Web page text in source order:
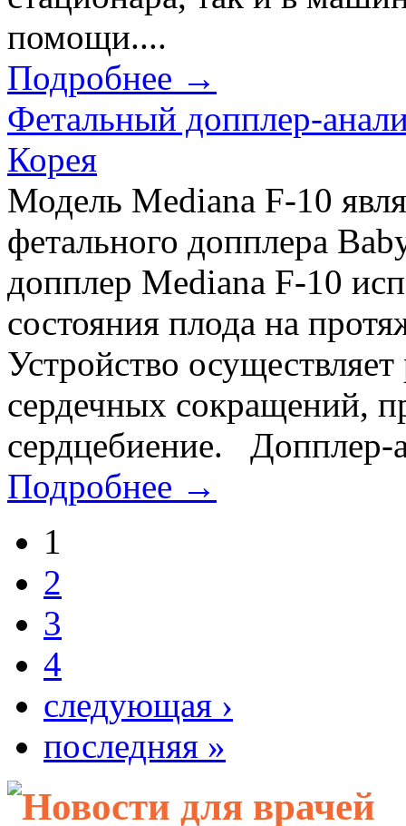
помощи....
Подробнее →
Фетальный допплер-
Корея
Модель Mediana F-10
фетального допплера
допплер Mediana F-10
состояния плода на
Устройство
сердечных сокращений,
сердцебиение. Допплер-
Подробнее →
1
2
3
4
следующая ›
последняя »
Новости для врачей